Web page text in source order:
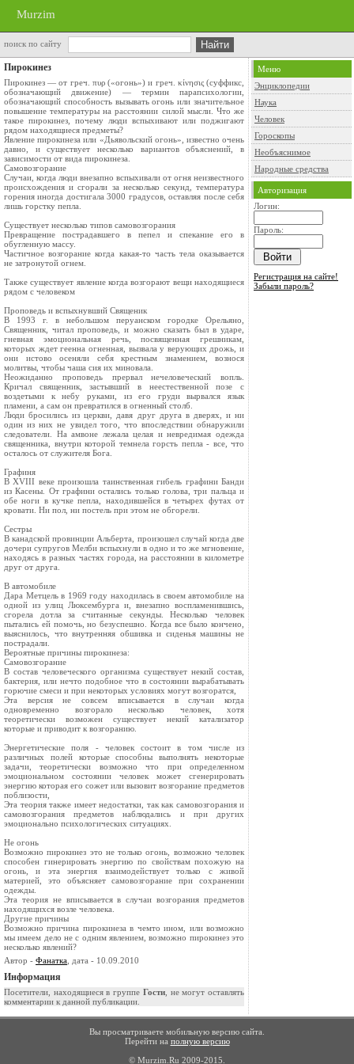
Murzim
поиск по сайту
Пирокинез
Пирокинез — от греч. πυρ («огонь») и греч. κίνησις (суффикс,
обозначающий движение) — термин парапсихологии,
обозначающий способность вызывать огонь или значительное
повышение температуры на расстоянии силой мысли. Что же
такое пирокинез, почему люди вспыхивают или поджигают
рядом находящиеся предметы?
Явление пирокинеза или «Дьявольский огонь», известно очень
давно, и существует несколько вариантов объяснений, в
зависимости от вида пирокинеза.
Самовозгорание
Случаи, когда люди внезапно вспыхивали от огня неизвестного
происхождения и сгорали за несколько секунд, температура
горения иногда достигала 3000 градусов, оставляя после себя
лишь горстку пепла.
Существует несколько типов самовозгорания
Превращение пострадавшего в пепел и спекание его в
обугленную массу.
Частичное возгорание когда какая-то часть тела оказывается
не затронутой огнем.
Также существует явление когда возгорают вещи находящиеся
рядом с человеком
Проповедь и вспыхнувший Священик
В 1993 г. в небольшом перуанском городке Орельяно,
Священник, читал проповедь, и можно сказать был в ударе,
гневная эмоциональная речь, посвященная грешникам,
которых ждет геенна огненная, вызвала у верующих дрожь, и
они истово осеняли себя крестным знамением, вознося
молитвы, чтобы чаша сия их миновала.
Неожиданно проповедь прервал нечеловеческий вопль.
Кричал священник, застывший в неестественной позе с
воздетыми к небу руками, из его груди вырвался язык
пламени, а сам он превратился в огненный столб.
Люди бросились из церкви, давя друг друга в дверях, и ни
один из них не увидел того, что впоследствии обнаружили
следователи. На амвоне лежала целая и невредимая одежда
священника, внутри которой темнела горсть пепла - все, что
осталось от служителя Бога.
Графиня
В XVIII веке произошла таинственная гибель графини Банди
из Касены. От графини остались только голова, три пальца и
обе ноги в кучке пепла, находившейся в четырех футах от
кровати. Ни пол, ни постель при этом не обгорели.
Сестры
В канадской провинции Альберта, произошел случай когда две
дочери супругов Мелби вспыхнули в одно и то же мгновение,
находясь в разных частях города, на расстоянии в километре
друг от друга.
В автомобиле
Дара Метцель в 1969 году находилась в своем автомобиле на
одной из улиц Люксембурга и, внезапно воспламенившись,
сгорела дотла за считанные секунды. Несколько человек
пытались ей помочь, но безуспешно. Когда все было кончено,
выяснилось, что внутренняя обшивка и сиденья машины не
пострадали.
Вероятные причины пирокинеза:
Самовозгорание
В состав человеческого организма существует некий состав,
бактерия, или нечто подобное что в состоянии вырабатывать
горючие смеси и при некоторых условиях могут возгоратся,
Эта версия не совсем вписывается в случаи когда
одновременно возгорало несколько человек, хотя
теоретически возможен существует некий катализатор
которые и приводит к возгоранию.
Энергетические поля - человек состоит в том числе из
различных полей которые способны выполнять некоторые
задачи, теоретически возможно что при определенном
эмоциональном состоянии человек может сгенерировать
энергию которая его сожет или вызовит возгорание предметов
поблизости,
Эта теория также имеет недостатки, так как самовозгорания и
самовозгорания предметов наблюдались и при других
эмоционально психологических ситуациях.
Не огонь
Возможно пирокинез это не только огонь, возможно человек
способен гинерировать энергию по свойствам похожую на
огонь, и эта энергия взаимодействует только с живой
материей, это объясняет самовозгорание при сохранении
одежды.
Эта теория не вписывается в случаи возгорания предметов
находящихся возле человека.
Другие причины
Возможно причина пирокинеза в чемто ином, или возможно
мы имеем дело не с одним явлением, возможно пирокинез это
несколько явлений?
Автор - Фанатка , дата - 10.09.2010
Информация
Посетители, находящиеся в группе Гости, не могут оставлять
комментарии к данной публикации.
Меню
Энциклопедии
Наука
Человек
Гороскопы
Необъяснимое
Народные средства
Авторизация
Логин:
Пароль:
Регистрация на сайте!
Забыли пароль?
Вы просматриваете мобильную версию сайта.
Перейти на полную версию
© Murzim.Ru 2009-2015.